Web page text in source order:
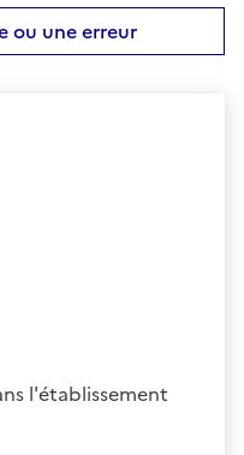
ou une erreur
l'établissement